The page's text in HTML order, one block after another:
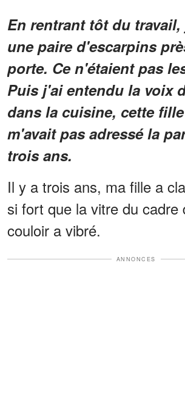
En rentrant tôt du
une paire d'escarpins
porte. Ce n'étaient pas
Puis j'ai entendu la voix
dans la cuisine, cette
m'avait pas adressé la
trois ans.
Il y a trois ans, ma fille a
si fort que la vitre du cadre
couloir a vibré.
ANNONCES